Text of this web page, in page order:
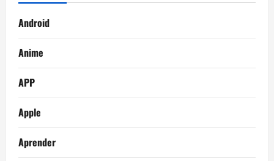
Android
Anime
APP
Apple
Aprender